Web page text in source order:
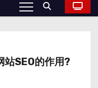
站SEO的作用?